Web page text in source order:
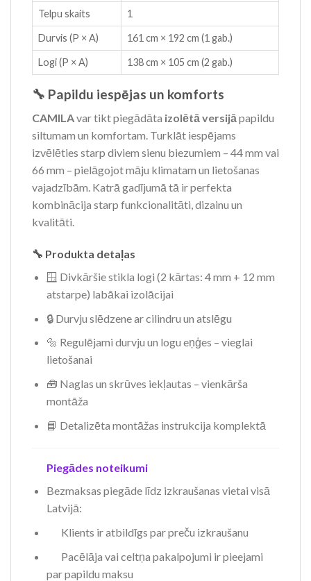
Telpu skaits 1
Durvis (P × A) 161 cm × 192 cm (1 gab.)
Logi (P × A) 138 cm × 105 cm (2 gab.)
🔧 Papildu iespējas un komforts
CAMILAvar tikt piegādāta izolētā versijāpapildu
siltumam un komfortam. Turklāt iespējams
izvēlēties starp diviem sienu biezumiem – 44 mm vai
66 mm – pielāgojot māju klimatam un lietošanas
vajadzībām. Katrā gadījumā tā ir perfekta
kombinācija starp funkcionalitāti, dizainu un
kvalitāti.
🔧 Produkta detaļas
🪟 Divkāršie stikla logi (2 kārtas: 4 mm + 12 mm
atstarpe) labākai izolācijai
🔒 Durvju slēdzene ar cilindru un atslēgu
🔩 Regulējami durvju un logu eņģes – vieglai
lietošanai
🧰 Naglas un skrūves iekļautas – vienkārša
montāža
📘 Detalizēta montāžas instrukcija komplektā
Piegādes noteikumi
Bezmaksas piegāde līdz izkraušanas vietai visā
Latvijā:
Klients ir atbildīgs par preču izkraušanu
Pacēlāja vai celtņa pakalpojumi ir pieejami
par papildu maksu